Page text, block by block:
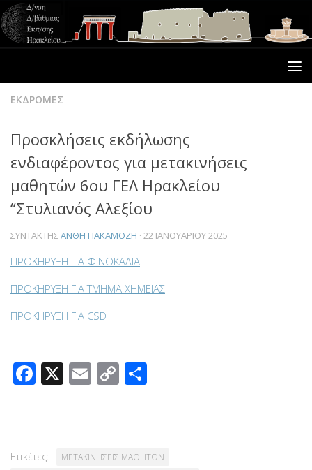
ΕΚΔΡΟΜΕΣ
Προσκλήσεις εκδήλωσης
ενδιαφέροντος για μετακινήσεις
μαθητών 6ου ΓΕΛ Ηρακλείου
“Στυλιανός Αλεξίου
ΣΥΝΤΆΚΤΗΣΑΝΘΗ ΓΙΑΚΑΜΟΖΗ · 22 ΙΑΝΟΥΑΡΊΟΥ 2025
ΠΡΟΚΗΡΥΞΗ ΓΙΑ ΦΙΝΟΚΑΛΙΑ
ΠΡΟΚΗΡΥΞΗ ΓΙΑ ΤΜΗΜΑ ΧΗΜΕΙΑΣ
ΠΡΟΚΗΡΥΞΗ ΓΙΑ CSD
Facebook
X Email
Copy
Ετικέτες:
ΜΕΤΑΚΙΝΗΣΕΙΣ ΜΑΘΗΤΩΝ